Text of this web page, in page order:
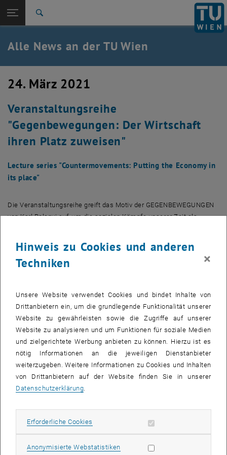
TU Login
Quicklinks
Quicklinks-Menü umschalten
Studium
Karriere
Zurück: Subseiten von TU Wien Startseite auflisten
Zurück zur letzten Ebene:
TU Wien Startseite
Übersicht
Alle News an der TU Wien
24. März 2021
Veranstaltungsreihe
"Gegenbewegungen: Der Wirtschaft
ihren Platz zuweisen"
Lecture series "Countermovements: Putting the Economy in
its place"
Die Veranstaltungsreihe greift das Motiv der GEGENBEWEGUNGEN
von Karl Polanyi auf, um die sozialen Kämpfe unserer Zeit als
Visionen einer solidarischen und nachhaltigen gesellschaftlichen
Entwicklung nachzudenken.
Der Wirtschaft ihren Platz zuweisen (März-Juni 2021)
Viele gesellschaftliche Probleme sind dadurch verursacht, dass
Wirtschaft als Marktwirtschaft missverstanden wird und damit
ökologische und soziale Anliegen zweitrangig werden. Diese
verengte Sichtweise des Wirtschaftens erweist sich aber vielfach
als zerstörerisch, weshalb im ersten Teil der Reihe nach
Alternativen gesucht wird.
War der sozial befriedete Kapitalismus in der zweiten Hälfte des
letzten Jahrhunderts vom Ausbau der Demokratie begleitet, ist sie
seither in neuer Weise umkämpft. Der zweite Teil der
Hinweis zu Cookies und anderen
Techniken
×
Unsere Website verwendet Cookies und bindet Inhalte von
Drittanbietern ein, um die grundlegende Funktionalität unserer
Website zu gewährleisten sowie die Zugriffe auf unserer
Website zu analysieren und um Funktionen für soziale Medien
und zielgerichtete Werbung anbieten zu können. Hierzu ist es
nötig Informationen an die jeweiligen Dienstanbieter
weiterzugeben. Weitere Informationen zu Cookies und Inhalten
von Drittanbietern auf der Website finden Sie in unserer
Datenschutzerklärung
Erforderliche Cookies Erforderliche Cookies zulassen
Anonymisierte WebstatistikenStatistik Cookies zulassen